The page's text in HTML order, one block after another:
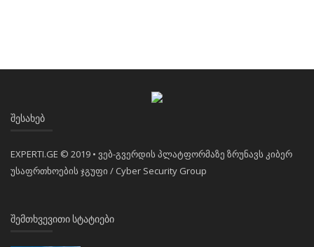
ᲨᲔᲡᲐᲮᲔᲑ
EXPERTI.GE © 2019 • ვებ-გვერდის პლატფორმაზე ზრუნავს კიბერ
უსაფრთხოების ჯგუფი / Cyber Security Group
ᲨᲔᲛᲗᲮᲕᲔᲕᲘᲗᲘ ᲡᲢᲐᲢᲘᲔᲑᲘ